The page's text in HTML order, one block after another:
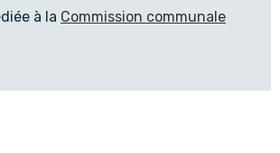
à la Commission communale